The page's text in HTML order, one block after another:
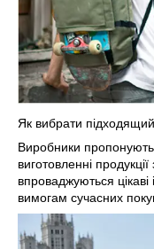
Як вибрати
Виробники
виготовленні
впроваджуються
вимогам сучасних